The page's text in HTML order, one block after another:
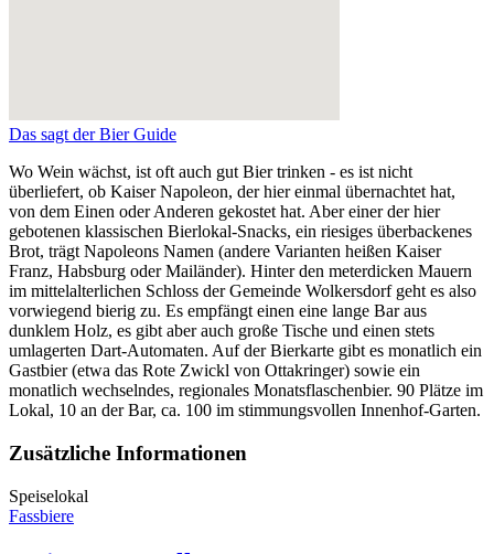
Das sagt der Bier Guide
Wo Wein wächst, ist oft auch gut Bier trinken - es ist nicht
überliefert, ob Kaiser Napoleon, der hier einmal übernachtet hat,
von dem Einen oder Anderen gekostet hat. Aber einer der hier
gebotenen klassischen Bierlokal-Snacks, ein riesiges überbackenes
Brot, trägt Napoleons Namen (andere Varianten heißen Kaiser
Franz, Habsburg oder Mailänder). Hinter den meterdicken Mauern
im mittelalterlichen Schloss der Gemeinde Wolkersdorf geht es also
vorwiegend bierig zu. Es empfängt einen eine lange Bar aus
dunklem Holz, es gibt aber auch große Tische und einen stets
umlagerten Dart-Automaten. Auf der Bierkarte gibt es monatlich ein
Gastbier (etwa das Rote Zwickl von Ottakringer) sowie ein
monatlich wechselndes, regionales Monatsflaschenbier. 90 Plätze im
Lokal, 10 an der Bar, ca. 100 im stimmungsvollen Innenhof-Garten.
Zusätzliche Informationen
Speiselokal
Fassbiere